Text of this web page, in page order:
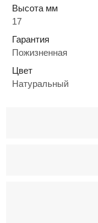
Высота мм
17
Гарантия
Пожизненная
Цвет
Натуральный